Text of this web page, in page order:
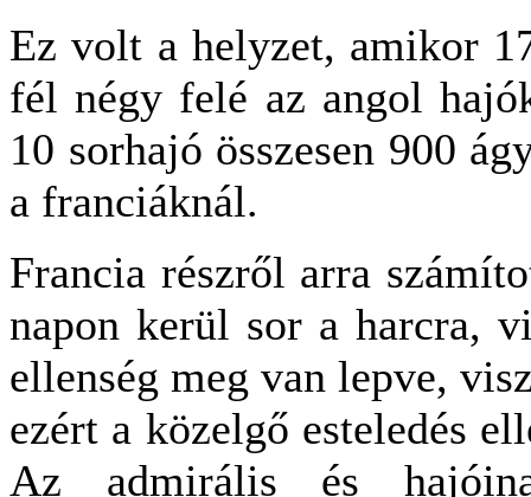
Ez volt a helyzet, amikor
fél négy felé az angol
10 sorhajó összesen 900
a franciáknál.
Francia részről arra
napon kerül sor a harcra,
ellenség meg van lepve,
ezért a közelgő esteledés
Az admirális és